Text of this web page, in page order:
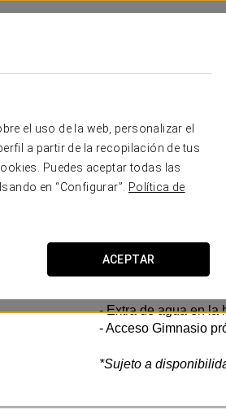
el uso de la web, personalizar el
a partir de la recopilación de tus
Puedes aceptar todas las
en “Configurar”.
Política de
ACEPTAR
Horarios flexibles,
En el Dorma Puerta
en tu eficiencia y
Incluye:
- Early check in*
- Late check out
- Extra de agua en la
- Acceso Gimnasio
*Sujeto a